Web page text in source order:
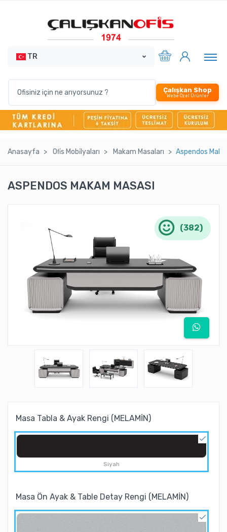
TR
Çalışkan Shop
Webe Özel Ürünler
Anasayfa Ofi̇s Mobi̇lyaları Makam Masaları Aspendos
ASPENDOS MAKAM MASASI
(382)
Masa Tabla & Ayak Rengi (MELAMİN)
Siyah
Masa Ön Ayak & Table Detay Rengi (MELAMİN)